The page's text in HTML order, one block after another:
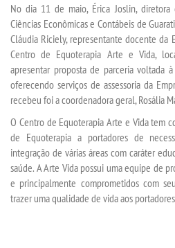
TRANSFERÊNCIA
SEGUNDA GRADUAÇÃO
MATRÍCULA
EDITAL
PUBLICAÇÕES
DESTAQUES
No dia 11 de maio, Érica Joslin, diretora
Ciências Econômicas e Contábeis de
Cláudia Riciely, representante docente da
Centro de Equoterapia Arte e Vida,
apresentar proposta de parceria voltada
oferecendo serviços de assessoria da
recebeu foi a coordenadora geral, Rosália
O Centro de Equoterapia Arte e Vida tem
de Equoterapia a portadores de
integração de várias áreas com caráter
saúde. A Arte Vida possui uma equipe de
e principalmente comprometidos com
trazer uma qualidade de vida aos